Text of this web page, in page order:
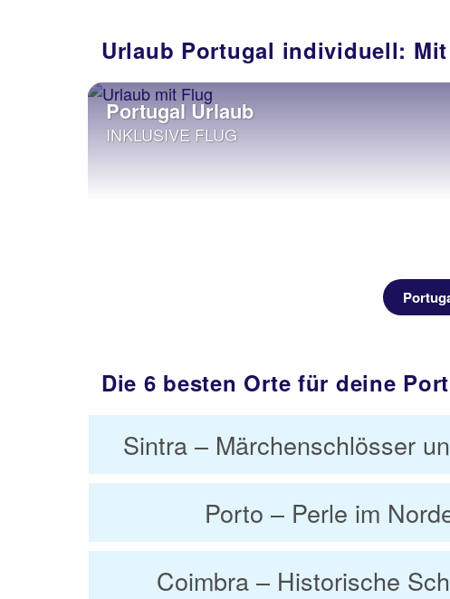
Urlaub Portugal individuell:
Portugal Urlaub
INKLUSIVE FLUG
Die 6 besten Orte für deine
Sintra – Märchenschlösser
Porto – Perle im
Coimbra – Historische